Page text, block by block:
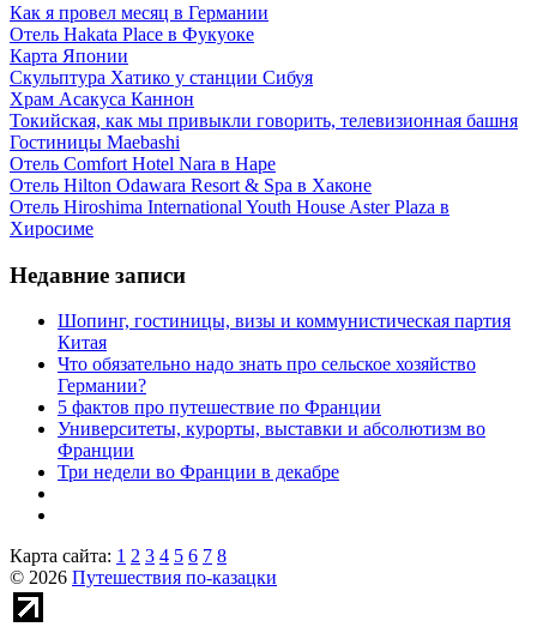
Как я провел месяц в Германии
Отель Hakata Place в Фукуоке
Карта Японии
Скульптура Хатико у станции Сибуя
Храм Асакуса Каннон
Токийская, как мы привыкли говорить, телевизионная башня
Гостиницы Maebashi
Отель Comfort Hotel Nara в Наре
Отель Hilton Odawara Resort & Spa в Хаконе
Отель Hiroshima International Youth House Aster Plaza в
Хиросиме
Недавние записи
Шопинг, гостиницы, визы и коммунистическая партия
Китая
Что обязательно надо знать про сельское хозяйство
Германии?
5 фактов про путешествие по Франции
Университеты, курорты, выставки и абсолютизм во
Франции
Три недели во Франции в декабре
Карта сайта: 1 2 3 4 5 6 7 8
© 2026 Путешествия по-казацки